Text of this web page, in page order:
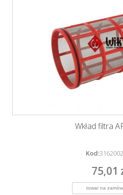
Wkład filtra
Kod:
75,01